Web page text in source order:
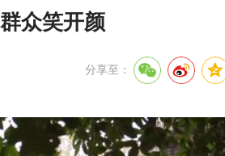
众笑开颜
分享至：